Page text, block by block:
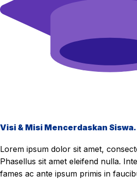
Visi & Misi Mencerdaskan Siswa.
Lorem ipsum dolor sit amet,
Phasellus sit amet eleifend nulla.
fames ac ante ipsum primis in